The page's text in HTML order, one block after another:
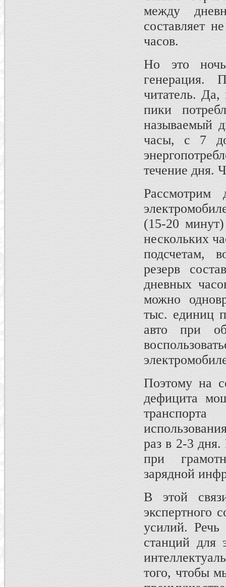
между
составляет
часов.
Но это
генерация.
читатель. Да,
пики
называемый
часы, с 7
течение дня.
Рассмотрим
(15-20
нескольких
подсчетам,
резерв
дневных
можно
тыс. единиц
авто при
Поэтому на
дефицита
раз в 2-3 дня.
при
зарядной
В этой
экспертного
усилий. Речь
станций для
того, чтобы